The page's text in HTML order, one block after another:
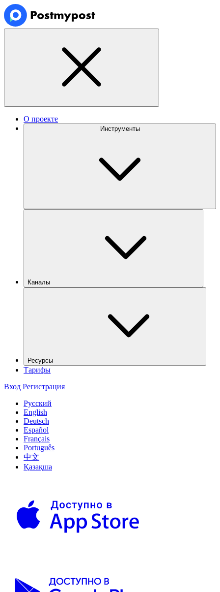
О проекте
Инструменты
Каналы
Ресурсы
Тарифы
Вход Регистрация
Русский
English
Deutsch
Español
Français
Português
中文
Қазақша